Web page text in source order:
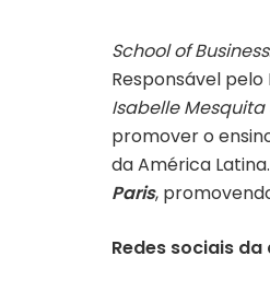
School of Business
Responsável
Isabelle Mesquita
promover o
da América
Paris,
Redes sociais